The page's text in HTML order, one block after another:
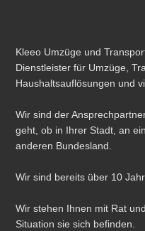
Kleeo Umzüge und
Dienstleister für Umzüge,
Haushaltsauflösungen und
Wir sind der
geht, ob in Ihrer Stadt, an
anderen Bundesland.
Wir sind bereits über 10
Wir stehen Ihnen mit Rat
Situation sie sich befinden.